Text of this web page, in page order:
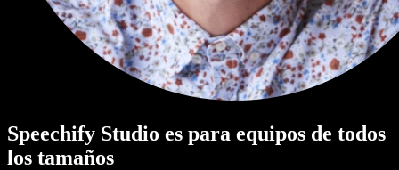
Speechify Studio es para equipos de todos
los tamaños